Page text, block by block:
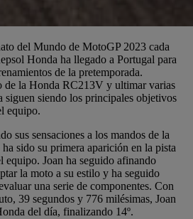
del Mundo de MotoGP 2023 cada
Honda ha llegado a Portugal para
de la pretemporada.
de la Honda RC213V y ultimar varias
siguen siendo los principales objetivos
equipo.
sus sensaciones a los mandos de la
sido su primera aparición en la pista
equipo. Joan ha seguido afinando
la moto a su estilo y ha seguido
una serie de componentes. Con
39 segundos y 776 milésimas, Joan
del día, finalizando 14º.